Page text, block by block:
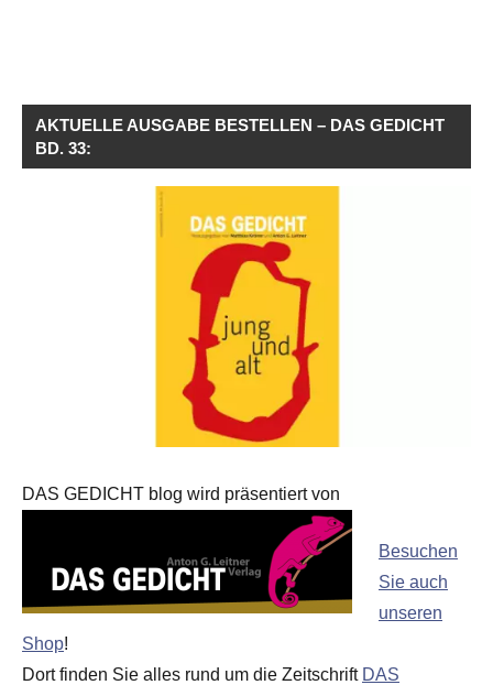
AKTUELLE AUSGABE BESTELLEN – DAS GEDICHT
BD. 33:
DAS GEDICHT blog wird präsentiert von
Besuchen
Sie auch
unseren
Shop!
Dort finden Sie alles rund um die Zeitschrift DAS